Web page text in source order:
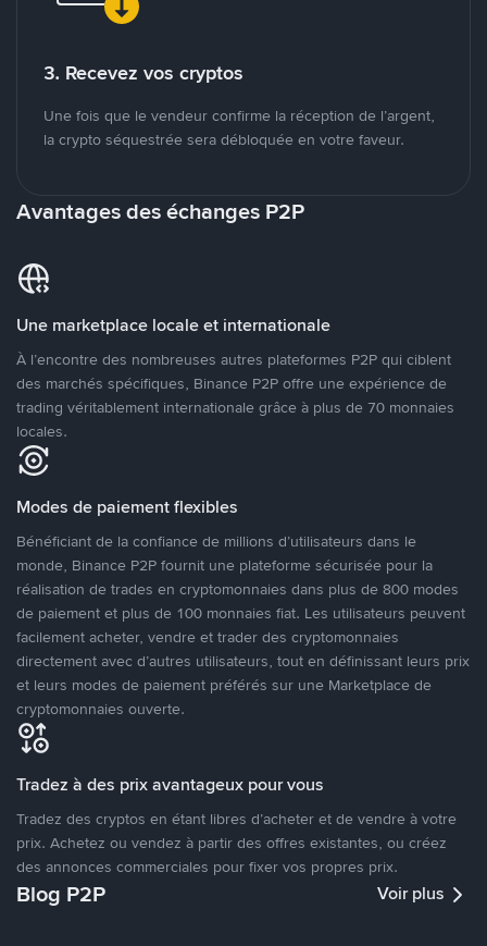
3. Recevez vos cryptos
Une fois que le vendeur confirme la réception de l’argent,
la crypto séquestrée sera débloquée en votre faveur.
Avantages des échanges P2P
Une marketplace locale et internationale
À l’encontre des nombreuses autres plateformes P2P qui ciblent
des marchés spécifiques, Binance P2P offre une expérience de
trading véritablement internationale grâce à plus de 70 monnaies
locales.
Modes de paiement flexibles
Bénéficiant de la confiance de millions d’utilisateurs dans le
monde, Binance P2P fournit une plateforme sécurisée pour la
réalisation de trades en cryptomonnaies dans plus de 800 modes
de paiement et plus de 100 monnaies fiat. Les utilisateurs peuvent
facilement acheter, vendre et trader des cryptomonnaies
directement avec d’autres utilisateurs, tout en définissant leurs prix
et leurs modes de paiement préférés sur une Marketplace de
cryptomonnaies ouverte.
Tradez à des prix avantageux pour vous
Tradez des cryptos en étant libres d’acheter et de vendre à votre
prix. Achetez ou vendez à partir des offres existantes, ou créez
des annonces commerciales pour fixer vos propres prix.
Blog P2P Voir plus